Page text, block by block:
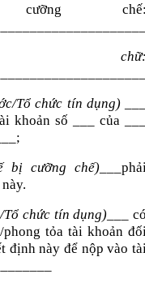
Tổ chức tín dụng)
khoản số ___ của
___;
bị cưỡng chế)
Tổ chức tín dụng) ___
tỏa tài khoản
định này để nộp vào